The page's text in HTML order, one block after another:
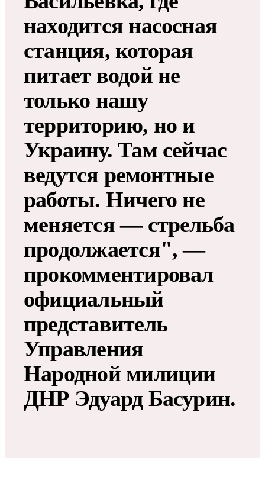
находится насосная
станция, которая
питает водой не
только нашу
территорию, но и
Украину. Там сейчас
ведутся ремонтные
работы. Ничего не
меняется — стрельба
продолжается", —
прокомментировал
официальный
представитель
Управления
Народной милиции
ДНР Эдуард Басурин.